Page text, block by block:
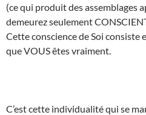
(ce qui produit des assemblages
demeurez seulement
Cette conscience de Soi consiste
que VOUS êtes vraiment.
C’est cette individualité qui se